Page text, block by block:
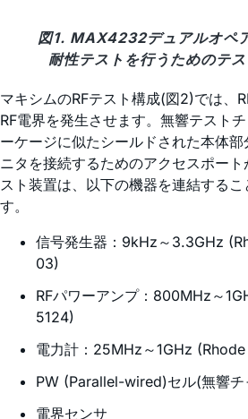
図1. MAX4232デュアルオペ
耐性テストを行うためのテス
マキシムのRFテスト構成(図2)では、
RF電界を発生させます。無響テスト
ーケージに似たシールドされた本体
ニタを接続するためのアクセスポー
スト装置は、以下の機器を連結するこ
す。
信号発生器：9kHz～3.3GHz
03)
RFパワーアンプ：800MHz～
5124)
電力計：25MHz～1GHz
PW (Parallel-wired)セル(無響チ
電界センサ